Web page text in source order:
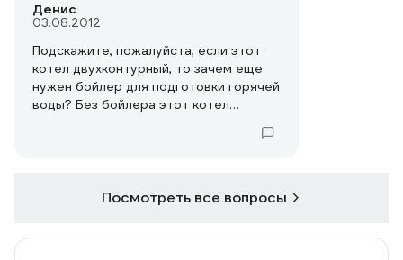
Денис
03.08.2012
Подскажите, пожалуйста, если этот
котел двухконтурный, то зачем еще
нужен бойлер для подготовки горячей
воды? Без бойлера этот котел
Luna 3 240 Fi?Посмотреть все вопросы